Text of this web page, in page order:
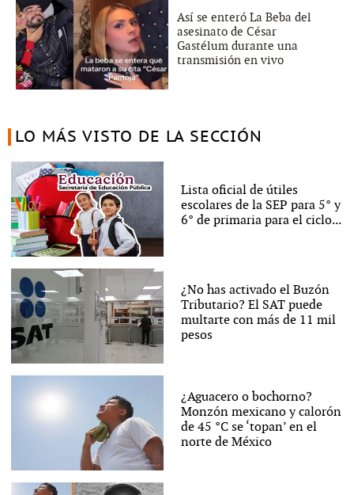
Así se enteró La Beba del
asesinato de César
Gastélum durante una
transmisión en vivo
LO MÁS VISTO DE LA SECCIÓN
Lista oficial de útiles
escolares de la SEP para 5° y
6° de primaria para el ciclo...
¿No has activado el Buzón
Tributario? El SAT puede
multarte con más de 11 mil
pesos
¿Aguacero o bochorno?
Monzón mexicano y calorón
de 45 °C se ‘topan’ en el
norte de México